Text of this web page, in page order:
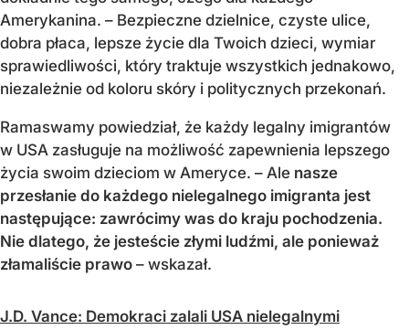
Amerykanina. – Bezpieczne dzielnice, czyste ulice,
dobra płaca, lepsze życie dla Twoich dzieci, wymiar
sprawiedliwości, który traktuje wszystkich jednakowo,
niezależnie od koloru skóry i politycznych przekonań.
Ramaswamy powiedział, że każdy legalny imigrantów
w USA zasługuje na możliwość zapewnienia lepszego
życia swoim dzieciom w Ameryce. – Ale nasze
przesłanie do każdego nielegalnego imigranta jest
następujące: zawrócimy was do kraju pochodzenia.
Nie dlatego, że jesteście złymi ludźmi, ale ponieważ
złamaliście prawo – wskazał.
J.D. Vance: Demokraci zalali USA nielegalnymi